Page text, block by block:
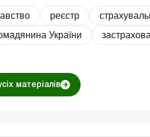
реєстр
України
матеріалів